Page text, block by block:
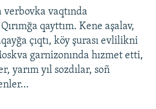
verbovka vaqtında
qayttım. Kene aşalav,
çıqtı, köy şurası evlilikni
garnizonında hızmet etti,
yarım yıl sozdılar, soñ